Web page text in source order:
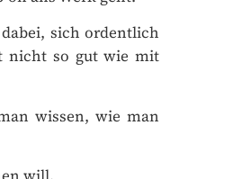
sich ordentlich
nicht so gut wie mit
wissen, wie man
will.